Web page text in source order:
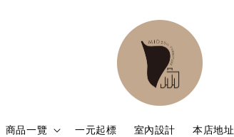
商品一覽 一元起標 室內設計 本店地址